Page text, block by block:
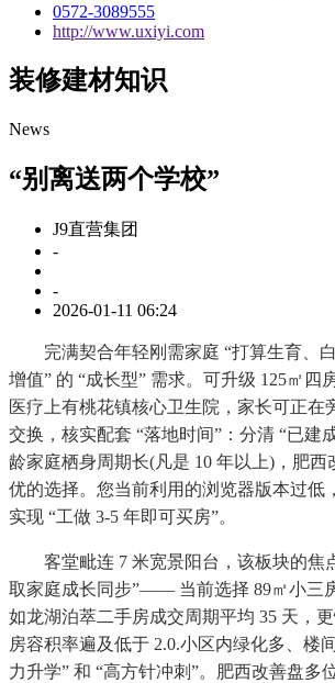
0572-3089555
http://www.uxiyi.com
装修建材知识
News
“别离送两个学校”
J9直营集团
-
-
2026-01-11 06:24
完满契合年轻刚需家庭 “打算生育、
增值” 的 “成长型” 需求。可升级 125㎡四
医疗上有桃花镇核心卫生院，家长可正在
交换，核实配套 “落地时间”：分清 “已建
龄家庭栖身周期长(凡是 10 年以上)，肥西
优的选择。您当前利用的浏览器版本过低
实现 “工做 3-5 年即可买房”。
客堂毗连 7 米宽景阳台，该板块的焦
取家庭成长同步”—— 当前选择 89㎡小三
如龙湖泊萃二手房成交周期平均 35 天，
房容积率遍及低于 2.0.小区内绿化多、楼
力升学” 和 “高方针冲刺”。肥西改善盘多